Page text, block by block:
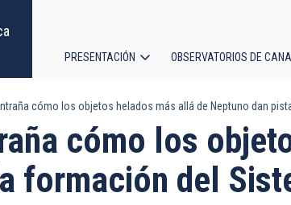
principal
PRESENTACIÓN OBSERVATORIOS DE
cómo los objetos helados más allá de Neptuno dan
cómo los
formación del